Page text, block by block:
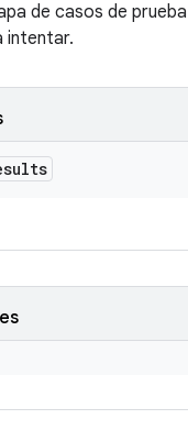
de casos de
intentar.